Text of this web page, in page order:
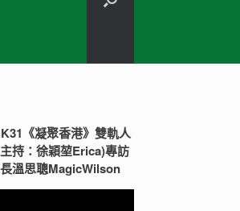
《凝聚香港》雙軌人
持：徐穎堃Erica)專訪
溫思聰MagicWilson